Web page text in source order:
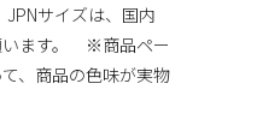
サイズは、国内
います。 ※商品ペー
、商品の色味が実物